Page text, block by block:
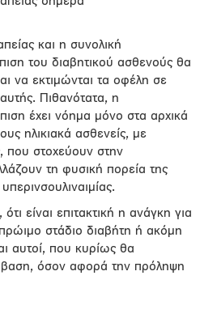
και η συνολική
του διαβητικού ασθενούς θα
να εκτιμώνται τα οφέλη σε
Πιθανότατα, η
έχει νόημα μόνο στα αρχικά
ηλικιακά ασθενείς, με
που στοχεύουν στην
τη φυσική πορεία της
είναι επιτακτική η ανάγκη για
στάδιο διαβήτη ή ακόμη
αυτοί, που κυρίως θα
όσον αφορά την πρόληψη